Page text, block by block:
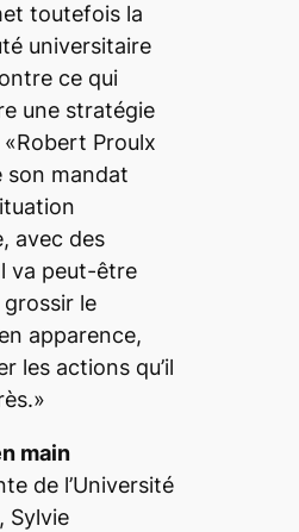
toutefois la
universitaire
ce qui
une stratégie
Proulx
son mandat
avec des
va peut-être
grossir le
apparence,
les actions qu’il
main
de l’Université
Sylvie